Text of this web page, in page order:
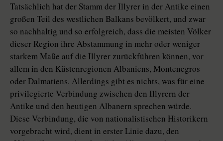
Tatsächlich hat der Stamm der Illyrer in der Antike einen
großen Teil des westlichen Balkans bevölkert, und zwar
so nachhaltig und so erfolgreich, dass die meisten Völker
dieser Region ihre Abstammung in mehr oder weniger
starkem Maße auf die Illyrer zurückführen können, vor
allem in den Küstenregionen Albaniens, Montenegros
oder Dalmatiens. Allerdings gibt es nichts, was für eine
privilegierte Verbindung zwischen den Illyrern der
Antike und den heutigen Albanern sprechen würde.
Diese Verbindung, die von nationalistischen Historikern
vorgebracht wird, dient in erster Linie dazu, den